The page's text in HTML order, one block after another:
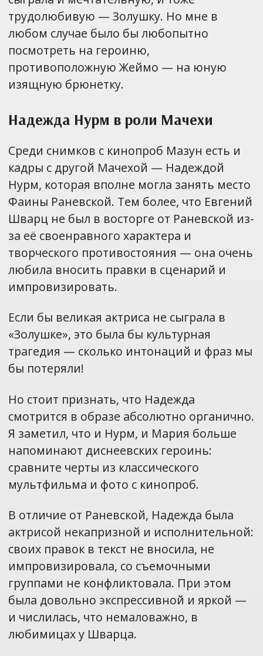
трудолюбивую — Золушку. Но мне в
любом случае было бы любопытно
посмотреть на героиню,
противоположную Жеймо — на юную
изящную брюнетку.
Надежда Нурм в роли Мачехи
Среди снимков с кинопроб Мазун есть и
кадры с другой Мачехой — Надеждой
Нурм, которая вполне могла занять место
Фаины Раневской. Тем более, что Евгений
Шварц не был в восторге от Раневской из-
за её своенравного характера и
творческого противостояния — она очень
любила вносить правки в сценарий и
импровизировать.
Если бы великая актриса не сыграла в
«Золушке», это была бы культурная
трагедия — сколько интонаций и фраз мы
бы потеряли!
Но стоит признать, что Надежда
смотрится в образе абсолютно органично.
Я заметил, что и Нурм, и Мария больше
напоминают диснеевских героинь:
сравните черты из классического
мультфильма и фото с кинопроб.
В отличие от Раневской, Надежда была
актрисой некапризной и исполнительной:
своих правок в текст не вносила, не
импровизировала, со съемочными
группами не конфликтовала. При этом
была довольно экспрессивной и яркой —
и числилась, что немаловажно, в
любимицах у Шварца.